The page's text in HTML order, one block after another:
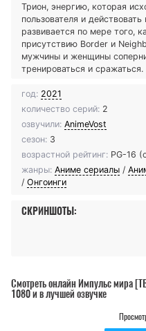
Трион, энергию, которая
пользователя и
развивается по мере того,
присутствию Border и
мужчины и женщины
тренироваться и сражаться.
год: 2021
количество серий: 2
озвучили: AnimeVost
сезон: 3
возрастной рейтинг: PG-16
жанры: Аниме сериалы /
/ Онгоинги
СКРИНШОТЫ:
Смотреть онлайн Импульс мира
1080 и в лучшей озвучке